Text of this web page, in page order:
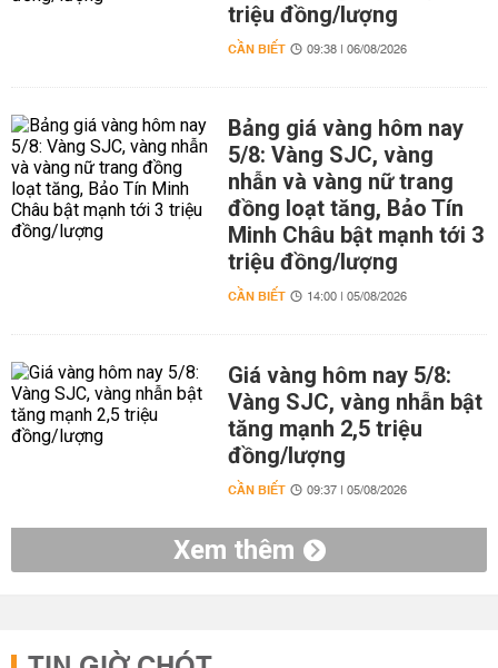
triệu đồng/lượng
CẦN BIẾT 09:38 | 06/08/2026
Bảng giá vàng hôm nay
5/8: Vàng SJC, vàng
nhẫn và vàng nữ trang
đồng loạt tăng, Bảo Tín
Minh Châu bật mạnh tới 3
triệu đồng/lượng
CẦN BIẾT 14:00 | 05/08/2026
Giá vàng hôm nay 5/8:
Vàng SJC, vàng nhẫn bật
tăng mạnh 2,5 triệu
đồng/lượng
CẦN BIẾT 09:37 | 05/08/2026
Xem thêm